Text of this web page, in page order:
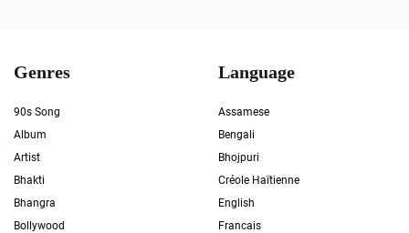
Genres
90s Song
Album
Artist
Bhakti
Bhangra
Bollywood
Language
Assamese
Bengali
Bhojpuri
Créole Haïtienne
English
Francais